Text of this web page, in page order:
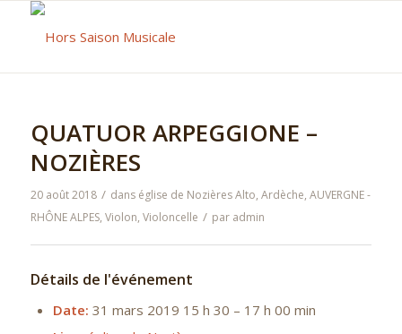
QUATUOR ARPEGGIONE –
NOZIÈRES
20 août 2018 / dans église de Nozières Alto, Ardèche, AUVERGNE -
RHÔNE ALPES, Violon, Violoncelle / par admin
Détails de l'événement
Date: 31 mars 2019 15 h 30 – 17 h 00 min